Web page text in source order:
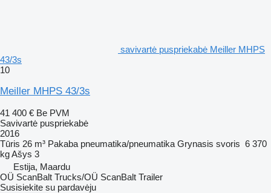
savivartė puspriekabė Meiller MHPS
43/3s
10
Meiller MHPS 43/3s
41 400 € Be PVM
Savivartė puspriekabė
2016
Tūris 26 m³ Pakaba pneumatika/pneumatika Grynasis svoris 6 370
kgAšys 3
Estija, Maardu
OÜ ScanBalt Trucks/OÜ ScanBalt Trailer
Susisiekite su pardavėju